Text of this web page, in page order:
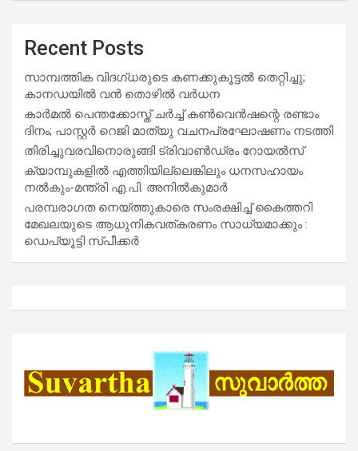
Recent Posts
സാമ്പത്തിക വിദഗ്ധരുടെ കണക്കുകൂട്ടൽ തെറ്റിച്ചു;
കാനഡയിൽ വൻ തൊഴിൽ വർധന
കാർമൽ പെന്തക്കോസ്ത് ചർച്ച് കൺവെൻഷന്റെ രണ്ടാം
ദിനം; പാസ്റ്റർ റെജി മാത്യു വചനപ്രഘോഷണം നടത്തി
തിരിച്ചുവരവിനൊരുങ്ങി ട്രിവാൺഡ്രം റോയൽസ്
ക്യാമ്പുകളിൽ എത്തിയില്ലെങ്കിലും ധനസഹായം
നൽകും-മന്ത്രി എ.പി. അനിൽകുമാർ
പരമ്പരാഗത നെയ്ത്തുകാരെ സംരക്ഷിച്ച് കൈത്തറി
മേഖലയുടെ ആധുനികവത്കരണം സാധ്യമാക്കും :
ഡെപ്യൂട്ടി സ്പീക്കർ